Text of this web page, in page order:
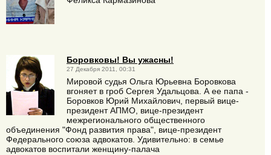
Боровковы! Вы ужасны!
27 Декабря 2011, 00:31
Мировой судья Ольга Юрьевна Боровкова
вгоняет в гроб Сергея Удальцова. А ее папа -
Боровков Юрий Михайлович, первый вице-
президент АПМО, вице-президент
межрегионального общественного
объединения "Фонд развития права", вице-президент
Федерального союза адвокатов. Удивительно: в семье
адвокатов воспитали женщину-палача